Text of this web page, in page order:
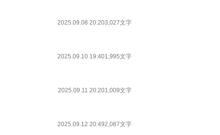
2025.09.08 20:203,027文字
2025.09.10 19:401,995文字
2025.09.11 20:201,009文字
2025.09.12 20:492,087文字